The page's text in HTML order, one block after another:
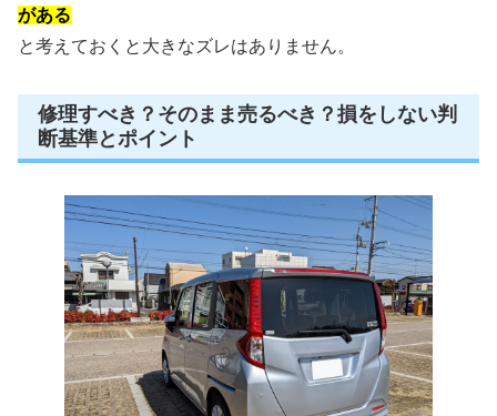
がある
と考えておくと大きなズレはありません。
修理すべき？そのまま売るべき？損をしない判
断基準とポイント